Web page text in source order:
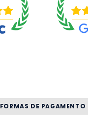
FORMAS DE PAGAMENTO